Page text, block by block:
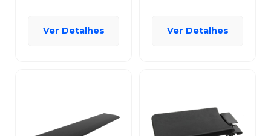
Ver Detalhes Ver Detalhes